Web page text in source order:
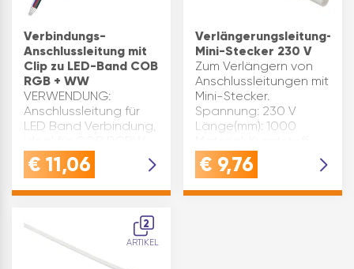
Verbindungs-
Anschlussleitung mit
Clip zu LED-Band COB
RGB + WW
VERWENDUNG:
Anschlussleitung für
LED Band Verbindung,
LED Band Anschluss
an Netzgerät mit Clip
Kunststoff
Hergestellt aus
robustem Kunststoff -
€ 11,06
Verlängerungsleitung-
Mini-Stecker 230 V
Zum Verlängern von
Anschlussleitungen mit
Mini-Stecker.
Spannung: 230 V
Länge(mm): 1000
Ausstattung:
Ministecker,
Leistung(W): max. 550
€ 9,76
2
ARTIKEL